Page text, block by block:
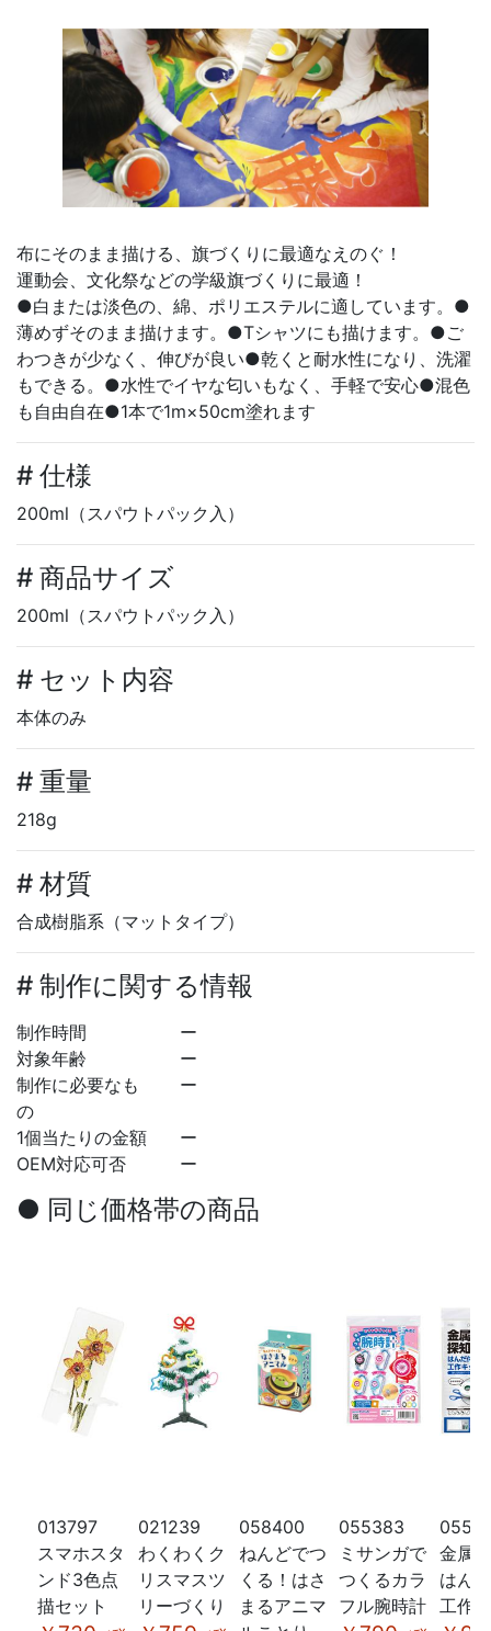
布にそのまま描ける、旗づくりに最適なえのぐ！
運動会、文化祭などの学級旗づくりに最適！
●白または淡色の、綿、ポリエステルに適しています。●
薄めずそのまま描けます。●Tシャツにも描けます。●ご
わつきが少なく、伸びが良い●乾くと耐水性になり、洗濯
もできる。●水性でイヤな匂いもなく、手軽で安心●混色
も自由自在●1本で1m×50cm塗れます
# 仕様
200ml（スパウトパック入）
# 商品サイズ
200ml（スパウトパック入）
# セット内容
本体のみ
# 重量
218g
# 材質
合成樹脂系（マットタイプ）
# 制作に関する情報
制作時間
ー
対象年齢
ー
制作に必要なも
の
ー
1個当たりの金額
ー
OEM対応可否
ー
● 同じ価格帯の商品
013797
スマホスタ
ンド3色点
描セット
021239
わくわくク
リスマスツ
リーづくり
058400
ねんどでつ
くる！はさ
まるアニマ
055383
ミサンガで
つくるカラ
フル腕時計
金属
はん
工作